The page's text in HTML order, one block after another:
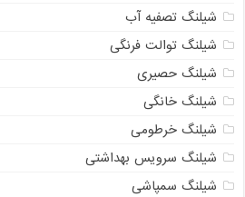
شیلنگ تصفیه آب
شیلنگ توالت فرنگی
شیلنگ حصیری
شیلنگ خانگی
شیلنگ خرطومی
شیلنگ سرویس بهداشتی
شیلنگ سمپاشی